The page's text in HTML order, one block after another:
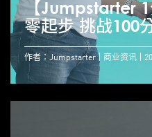
【Jumpstarter 1
零起步 挑战100
作者：Jumpstarter 商业资讯